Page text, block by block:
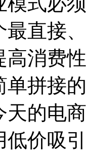
最直接
高消费
单拼接
电商
低价吸